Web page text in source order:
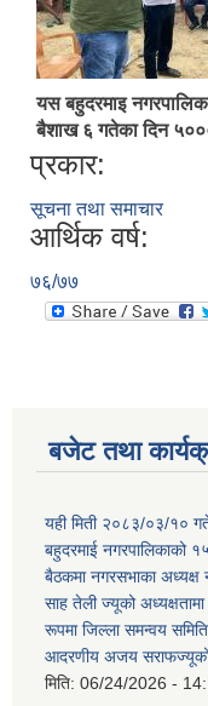
यस बहुदरमाइ
बैशाख ६ गतेका दिन
प्रकार:
सूचना तथा समाचार
आर्थिक वर्ष:
७६/७७
बजेट तथा
यही मिती २०८३/०३/१०
बहुदरमाई नगरपालिकाको
बैठकमा नगरसभाका अध्यक्ष
साह तेली ज्यूको
रूपमा जिल्ला समन्वय
आदरणीय अजय सराफज्यूको
मिति: 06/24/2026 -